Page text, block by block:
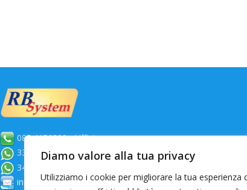
Diamo valore alla tua privacy
Utilizziamo i cookie per migliorare la tua esperienza
085.4156200 - Ufficio
333.3134600 - Roberto Boschi
340.2971550 - Luca Boschi
info@rbsystem.it